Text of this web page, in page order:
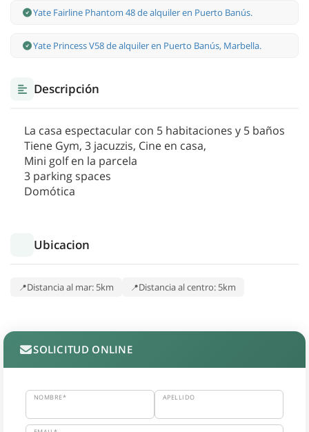
Yate Fairline Phantom 48 de alquiler en Puerto Banús.
Yate Princess V58 de alquiler en Puerto Banús, Marbella.
Descripción
La casa espectacular con 5 habitaciones y 5 baños
Tiene Gym, 3 jacuzzis, Cine en casa,
Mini golf en la parcela
3 parking spaces
Domótica
Ubicacion
Distancia al mar: 5km Distancia al centro: 5km
SOLICITUD ONLINE
NOMBRE* APELLIDO